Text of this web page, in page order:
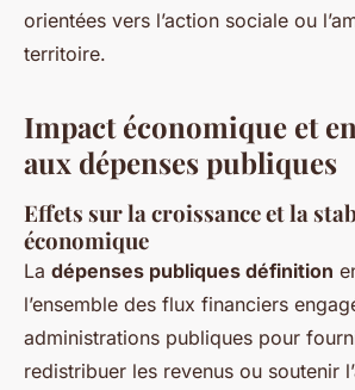
orientées vers l’action sociale ou
territoire.
Impact économique et
aux dépenses publiques
Effets sur la croissance et la
économique
La dépenses publiques définition
l’ensemble des flux financiers
administrations publiques pour
redistribuer les revenus ou soutenir